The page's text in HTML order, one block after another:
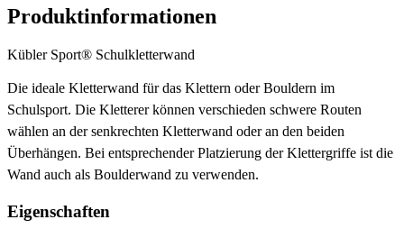
Produktinformationen
Kübler Sport® Schulkletterwand
Die ideale Kletterwand für das Klettern oder Bouldern im
Schulsport. Die Kletterer können verschieden schwere Routen
wählen an der senkrechten Kletterwand oder an den beiden
Überhängen. Bei entsprechender Platzierung der Klettergriffe ist die
Wand auch als Boulderwand zu verwenden.
Eigenschaften